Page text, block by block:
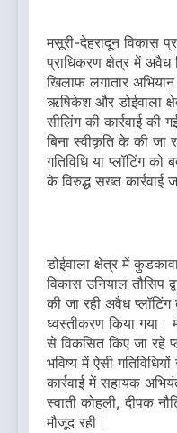
मसूरी-देहरादून विकास
प्राधिकरण क्षेत्र में अवैध
खिलाफ लगातार
ऋषिकेश और डोईवाला
सीलिंग की कार्रवाई की
बिना स्वीकृति के की जा
गतिविधि या प्लॉटिंग को
के विरुद्ध सख्त कार्रवाई
डोईवाला क्षेत्र में
विकास उनियाल तौसिप
की जा रही अवैध प्लॉटिंग
ध्वस्तीकरण किया
से विकसित किए जा रहे
भविष्य में ऐसी
कार्रवाई में सहायक
स्वाती कोहली, दीपक
मौजूद रही।